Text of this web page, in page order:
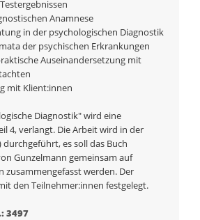
Anamnese
in der psychologischen Diagnostik
der psychischen Erkrankungen
Auseinandersetzung mit
mit Klient:innen
Diagnostik" wird eine
4, verlangt. Die Arbeit wird in der
es soll das Buch
Gunzelmann gemeinsam auf
zusammengefasst werden. Der
den Teilnehmer:innen festgelegt.
3497